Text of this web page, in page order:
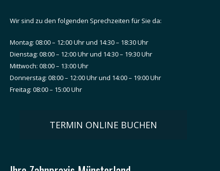
Wir sind zu den folgenden Sprechzeiten für Sie da:
Montag: 08:00 – 12:00 Uhr und 14:30 – 18:30 Uhr
Dienstag: 08:00 – 12:00 Uhr und 14:30 – 19:30 Uhr
Mittwoch: 08:00 – 13:00 Uhr
Donnerstag: 08:00 – 12:00 Uhr und 14:00 – 19:00 Uhr
Freitag: 08:00 – 15:00 Uhr
TERMIN ONLINE BUCHEN